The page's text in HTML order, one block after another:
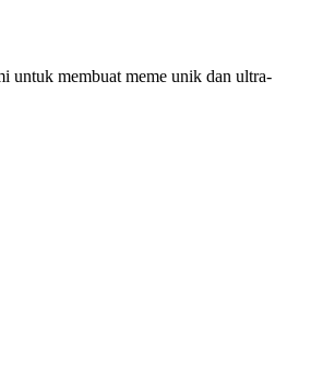
untuk membuat meme unik dan ultra-